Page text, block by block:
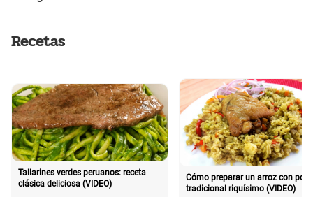
Recetas
Tallarines verdes peruanos: receta
clásica deliciosa (VIDEO)
Cómo preparar un arroz con pollo
tradicional riquísimo (VIDEO)